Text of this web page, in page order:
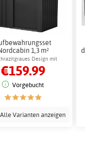
1,3 m²
Design mit
für einfachen Zugang
€159.99
Vorgebucht
Alle Varianten anzeigen